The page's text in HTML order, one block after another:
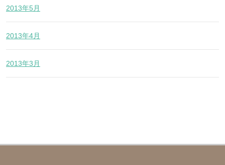
2013年5月
2013年4月
2013年3月